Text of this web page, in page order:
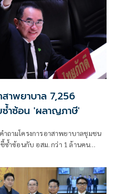
าพยาบาล 7,256
ำซ้อน 'ผลาญภาษี'
ถามโครงการอาสาพยาบาลชุมชน
ซ้ำซ้อนกับ อสม. กว่า 1 ล้านคน